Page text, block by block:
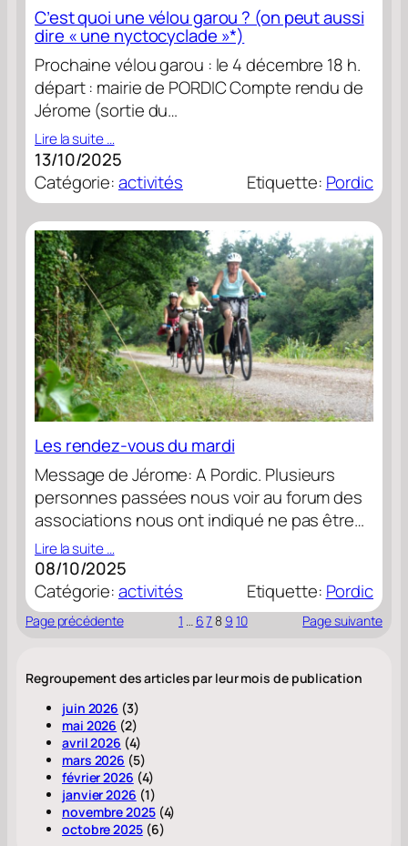
C’est quoi une vélou garou ? (on peut aussi
dire « une nyctocyclade »*)
Prochaine vélou garou : le 4 décembre 18 h.
départ : mairie de PORDIC Compte rendu de
Jérome (sortie du…
Lire la suite …
13/10/2025
Catégorie:activités Etiquette: Pordic
Les rendez-vous du mardi
Message de Jérome: A Pordic. Plusieurs
personnes passées nous voir au forum des
associations nous ont indiqué ne pas être…
Lire la suite …
08/10/2025
Catégorie:activités Etiquette: Pordic
Page précédente 1 … 67 8 9 10 Page suivante
Regroupement des articles par leur mois de publication
juin 2026 (3)
mai 2026 (2)
avril 2026 (4)
mars 2026 (5)
février 2026 (4)
janvier 2026 (1)
novembre 2025(4)
octobre 2025(6)